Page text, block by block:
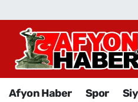
Afyon Haber Spor
Afyon Haber